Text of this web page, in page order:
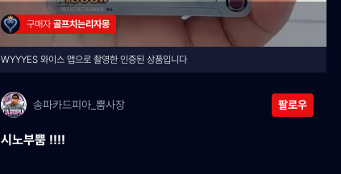
구매자 골프치는리자몽
WYYYES 와이스 앱으로 촬영한 인증된 상품입니다
송파카드피아_뿜사장 팔로우
시노부뿜 !!!!